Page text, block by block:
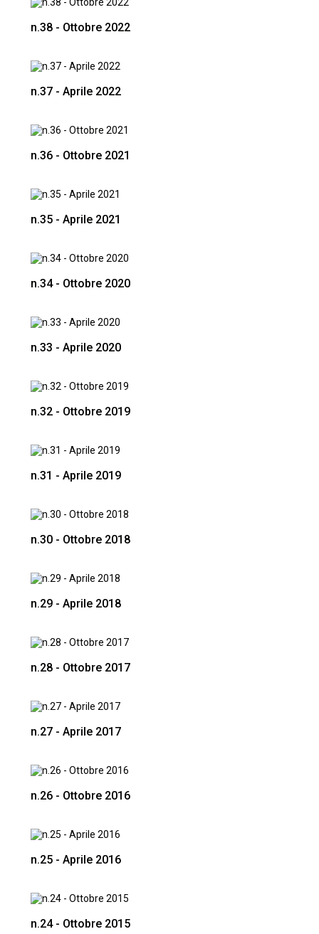
n.38 - Ottobre 2022
n.37 - Aprile 2022
n.36 - Ottobre 2021
n.35 - Aprile 2021
n.34 - Ottobre 2020
n.33 - Aprile 2020
n.32 - Ottobre 2019
n.31 - Aprile 2019
n.30 - Ottobre 2018
n.29 - Aprile 2018
n.28 - Ottobre 2017
n.27 - Aprile 2017
n.26 - Ottobre 2016
n.25 - Aprile 2016
n.24 - Ottobre 2015